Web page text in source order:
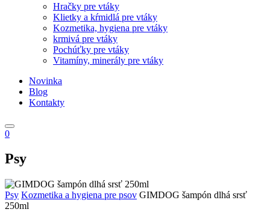
Hračky pre vtáky
Klietky a kŕmidlá pre vtáky
Kozmetika, hygiena pre vtáky
krmivá pre vtáky
Pochúťky pre vtáky
Vitamíny, minerály pre vtáky
Novinka
Blog
Kontakty
0
Psy
Psy Kozmetika a hygiena pre psov GIMDOG šampón dlhá srsť
250ml